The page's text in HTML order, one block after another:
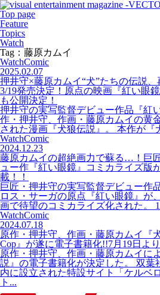
Top page
Feature
Topics
Watch
Tag：藤原カムイ
WatchComic
2025.02.07
押井守×藤原カムイ“犬”たちの伝説
3/19発売決定！原点の映画『紅い眼
も公開決定！
押井守の実写監督デビュー作品『紅
作・押井守、作画・藤原カムイの黄
された漫画『犬狼伝説』。 本作が
WatchComic
2024.12.23
藤原カムイの超絶画力で蘇る…！巨
ュー作『紅い眼鏡』コミカライズ版
載！！
巨匠・押井守の実写監督デビュー作
ロス・サーガの原点『紅い眼鏡』が
画で待望のコミカライズ化された。
WatchComic
2024.07.18
原作・押井守、作画・藤原カムイ『
Cop』が遂に電子書籍化!!7月19日よ
原作・押井守、作画・藤原カムイに
説』の電子書籍化が決定した。 双葉
内に設立された特設サイト「ケルベ
ト...